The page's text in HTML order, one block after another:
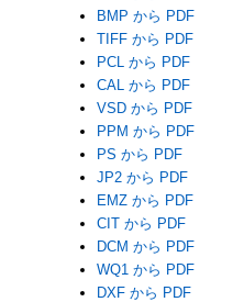
BMP から PDF
TIFF から PDF
PCL から PDF
CAL から PDF
VSD から PDF
PPM から PDF
PS から PDF
JP2 から PDF
EMZ から PDF
CIT から PDF
DCM から PDF
WQ1 から PDF
DXF から PDF